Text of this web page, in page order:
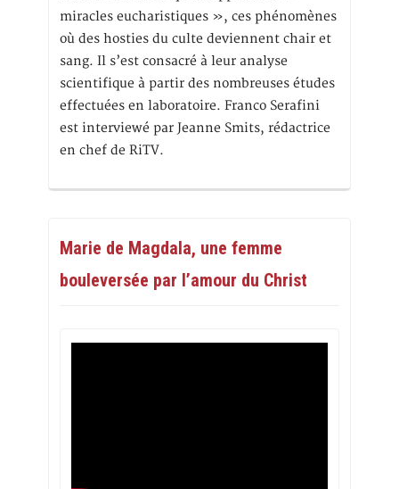
miracles eucharistiques », ces phénomènes
où des hosties du culte deviennent chair et
sang. Il s’est consacré à leur analyse
scientifique à partir des nombreuses études
effectuées en laboratoire. Franco Serafini
est interviewé par Jeanne Smits, rédactrice
en chef de RiTV.
Marie de Magdala, une femme
bouleversée par l’amour du Christ